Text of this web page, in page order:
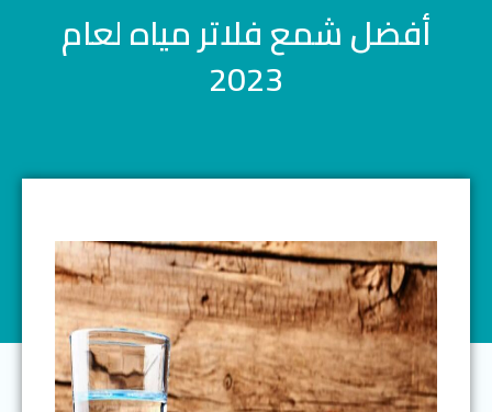
أفضل شمع فلاتر مياه لعام
2023